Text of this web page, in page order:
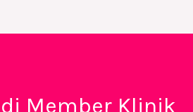
Member Klinik